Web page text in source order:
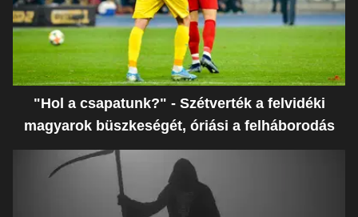
"Hol a csapatunk?" - Szétverték a felvidéki
magyarok büszkeségét, óriási a felháborodás